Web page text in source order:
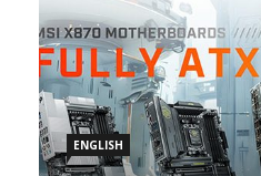
ENGLISH